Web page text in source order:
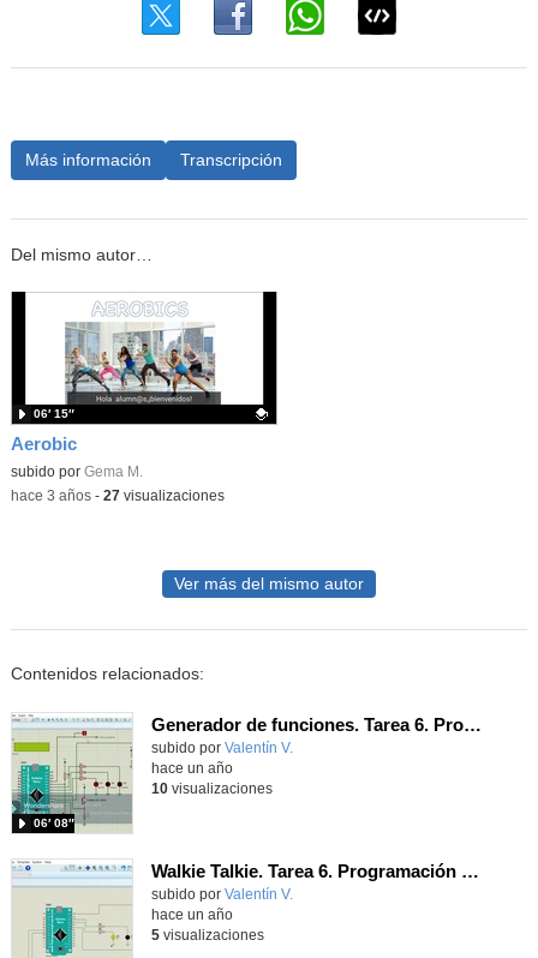
Más información Transcripción
Del mismo autor…
Aerobic
Contenido educativo.
subido por Gema M.
06′ 15″
-hace 3 años- 27 visualizaciones
Ver más del mismo autor
Contenidos relacionados:
Generador de funciones. Tarea 6. Programación del display LCD.
Contenido educativo.
subido por Valentín V.
06′ 08″
hace un año
10visualizaciones
Walkie Talkie. Tarea 6. Programación del pulsador PTT
Contenido educativo.
subido por Valentín V.
hace un año
5visualizaciones